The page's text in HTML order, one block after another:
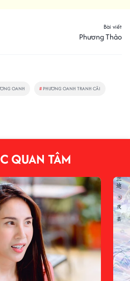
Bài viết
Phương Thảo
OANH # PHƯƠNG OANH TRANH CÃI
QUAN TÂM